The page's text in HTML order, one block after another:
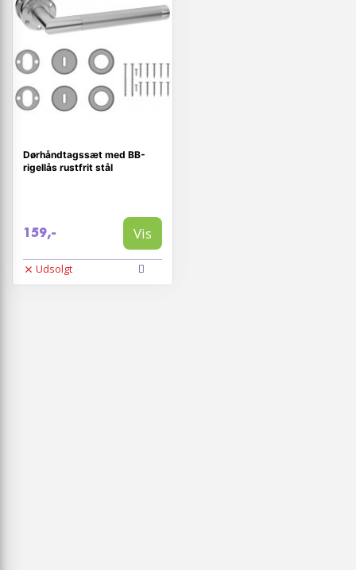
Dørhåndtagssæt med BB-
rigellås rustfrit stål
159,- Vis
Udsolgt